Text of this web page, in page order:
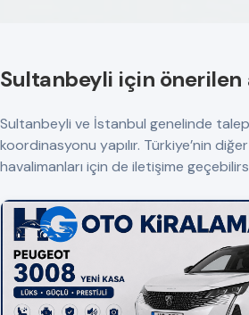
Sultanbeyli için önerilen
Sultanbeyli ve İstanbul genelinde
koordinasyonu yapılır. Türkiye’nin
havalimanları için de iletişime